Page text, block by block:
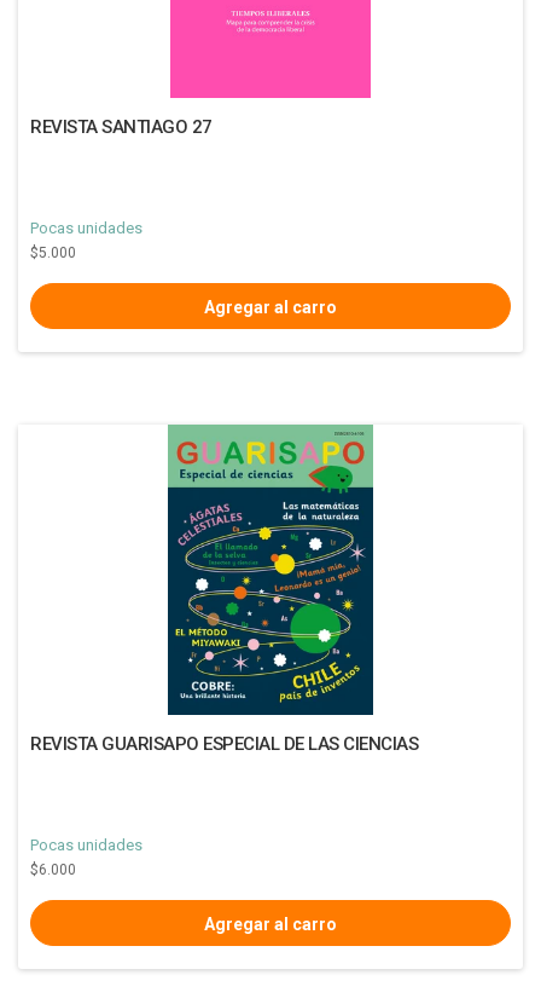
REVISTA SANTIAGO 27
Pocas unidades
$5.000
REVISTA GUARISAPO ESPECIAL DE LAS CIENCIAS
Pocas unidades
$6.000